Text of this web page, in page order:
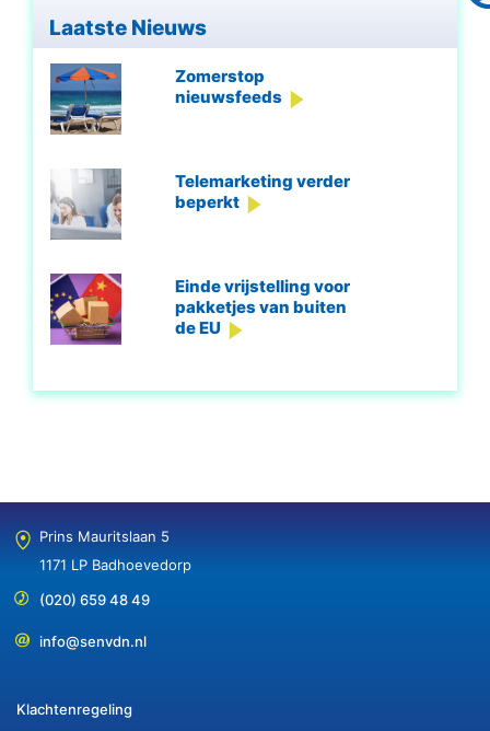
Laatste Nieuws
Zomerstop
nieuwsfeeds
Telemarketing verder
beperkt
Einde vrijstelling voor
pakketjes van buiten
de EU
Prins Mauritslaan 5
1171 LP Badhoevedorp
(020) 659 48 49
info@senvdn.nl
Klachtenregeling